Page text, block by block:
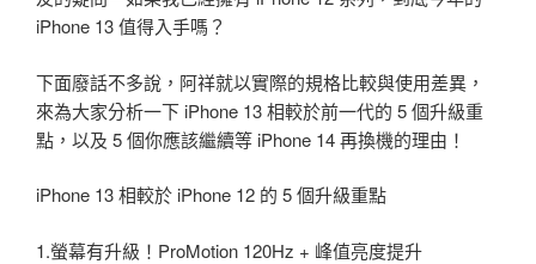
iPhone 13 值得入手嗎？
下面廢話不多說，阿祥就以實際的規格比較與使用差異，
來為大家分析一下 iPhone 13 相較於前一代的 5 個升級重
點，以及 5 個你應該繼續等 iPhone 14 再換機的理由！
iPhone 13 相較於 iPhone 12 的 5 個升級重點
1.螢幕有升級！ProMotion 120Hz + 峰值亮度提升